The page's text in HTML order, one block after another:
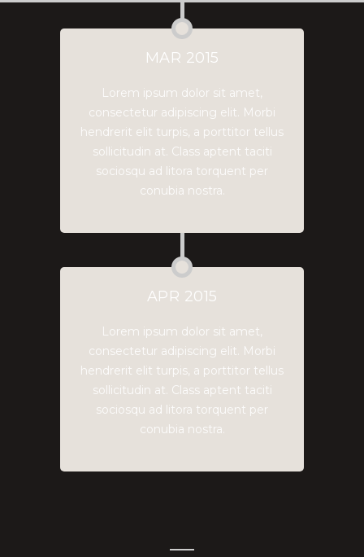
MAR 2015
Lorem ipsum dolor sit amet,
consectetur adipiscing elit. Morbi
hendrerit elit turpis, a porttitor tellus
sollicitudin at. Class aptent taciti
sociosqu ad litora torquent per
conubia nostra.
APR 2015
Lorem ipsum dolor sit amet,
consectetur adipiscing elit. Morbi
hendrerit elit turpis, a porttitor tellus
sollicitudin at. Class aptent taciti
sociosqu ad litora torquent per
conubia nostra.